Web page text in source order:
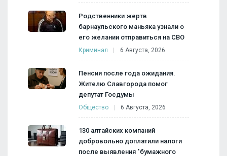
Родственники жертв
барнаульского маньяка узнали о
его желании отправиться на СВО
Криминал 6 Августа, 2026
Пенсия после года ожидания.
Жителю Славгорода помог
депутат Госдумы
Общество 6 Августа, 2026
130 алтайских компаний
добровольно доплатили налоги
после выявления "бумажного